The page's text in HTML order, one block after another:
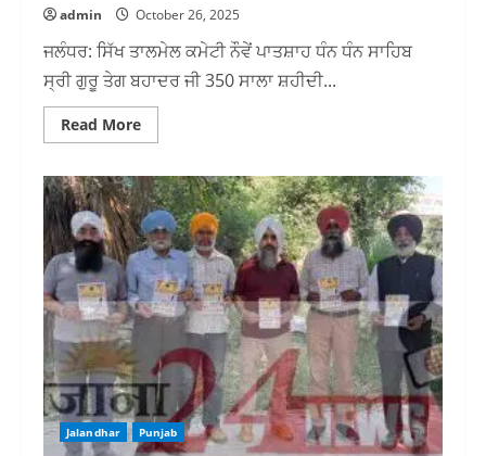
admin October 26, 2025
ਜਲੰਧਰ: ਸਿੱਖ ਤਾਲਮੇਲ ਕਮੇਟੀ ਨੌਵੇਂ ਪਾਤਸ਼ਾਹ ਧੰਨ ਧੰਨ ਸਾਹਿਬ
ਸ੍ਰੀ ਗੁਰੂ ਤੇਗ ਬਹਾਦਰ ਜੀ 350 ਸਾਲਾ ਸ਼ਹੀਦੀ...
Read MoreRead
more
ਸੀਸ
ਗੰਜ
ਦਿੱਲੀ
ਲਈ
ਕੇਂਦਰ
ਸਰਕਾਰ
ਸਮੁੱਚੇ
ਭਾਰਤ
ਦੇ
ਵੱਖ
ਇਲਾਕਿਆ
ਵਿਸ਼ੇਸ਼
ਰੇਲ
ਗੱਡੀਆਂ
ਚਲਾਵੇ
Jalandhar Punjab